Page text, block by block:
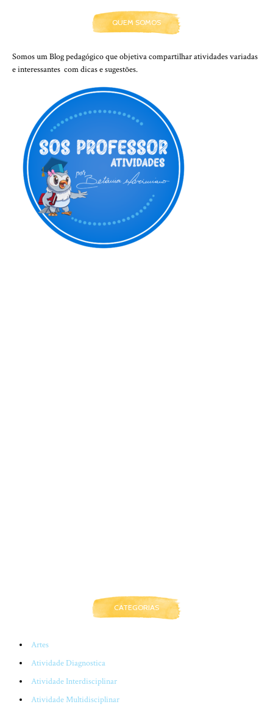
QUEM SOMOS
Somos um Blog pedagógico que objetiva compartilhar atividades variadas
e interessantes com dicas e sugestões.
CATEGORIAS
Artes
Atividade Diagnostica
Atividade Interdisciplinar
Atividade Multidisciplinar